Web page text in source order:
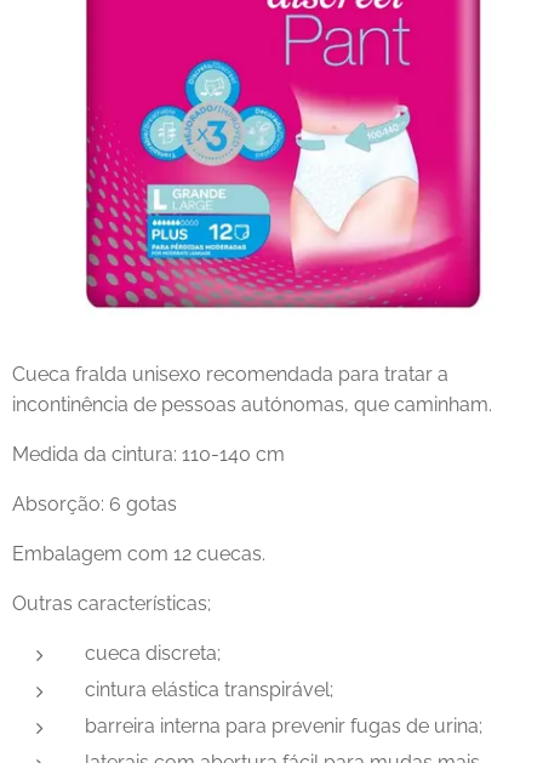
Cueca fralda unisexo recomendada para tratar a
incontinência de pessoas autónomas, que caminham.
Medida da cintura: 110-140 cm
Absorção: 6 gotas
Embalagem com 12 cuecas.
Outras características;
cueca discreta;
cintura elástica transpirável;
barreira interna para prevenir fugas de urina;